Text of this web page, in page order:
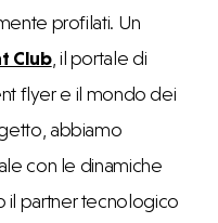
profilati. Un
Club, il portale di
flyer e il mondo dei
abbiamo
con le dinamiche
il partner tecnologico